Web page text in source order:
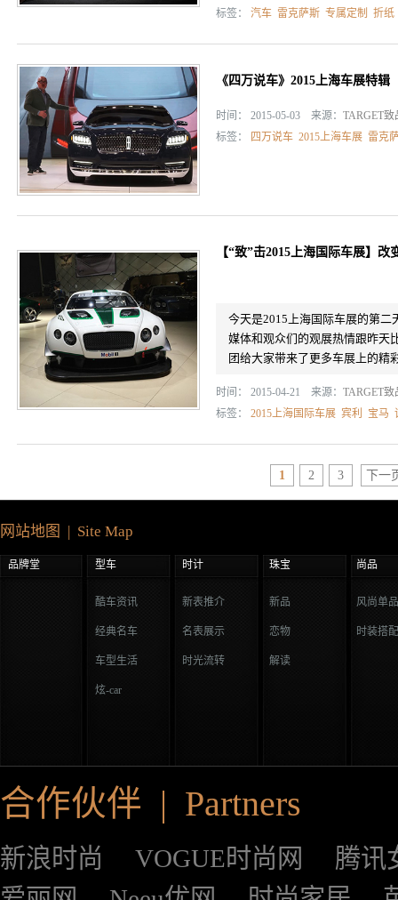
标签： 汽车 雷克萨斯 专属定制 折纸
《四万说车》2015上海车展特辑
时间： 2015-05-03 来源： TARGET致
标签：
四万说车 2015上海车展 雷克
【“致”击2015上海国际车展】改
今天是2015上海国际车展的第
媒体和观众们的观展热情跟昨天
团给大家带来了更多车展上的精
时间： 2015-04-21 来源： TARGET致
标签： 2015上海国际车展 宾利 宝马
1 2 3 下一
网站地图 | Site Map
品牌堂 型车 时计 珠宝 尚品
酷车资讯
经典名车
车型生活
炫-car
新表推介
名表展示
时光流转
新品
恋物
解读
风尚单品
时装搭配
合作伙伴 | Partners
新浪时尚 VOGUE时尚网
腾讯